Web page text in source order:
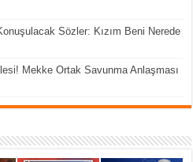
Sözler: Kızım Beni Nerede
Mekke Ortak Savunma Anlaşması